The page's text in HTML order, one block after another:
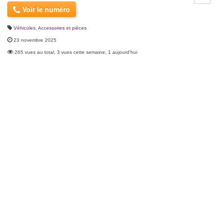
Voir le numéro
Véhicules Accessoires et pièces
23 novembre 2025
265 vues au total, 3 vues cette semaine, 1 aujourd'hui